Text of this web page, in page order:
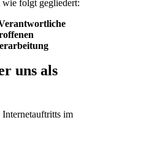
wie folgt gegliedert:
uns als
im